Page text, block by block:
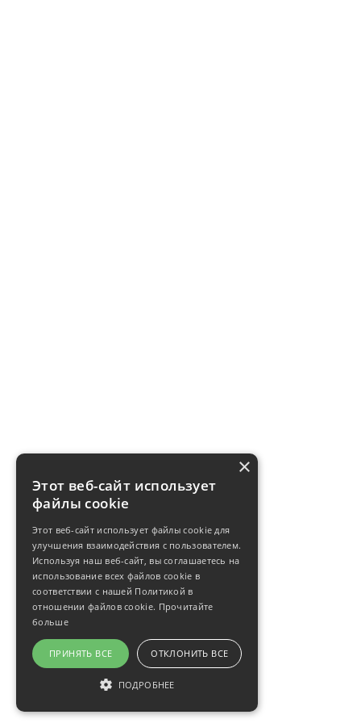
×
Этот веб-сайт использует
файлы cookie
Этот веб-сайт использует файлы cookie для
улучшения взаимодействия с пользователем.
Используя наш веб-сайт, вы соглашаетесь на
использование всех файлов cookie в
соответствии с нашей Политикой в ​​
отношении файлов cookie. Прочитайте
больше
ПРИНЯТЬ ВСЕ ОТКЛОНИТЬ ВСЕ
ПОДРОБНЕЕ
ОБЯЗАТЕЛЬНЫЕ